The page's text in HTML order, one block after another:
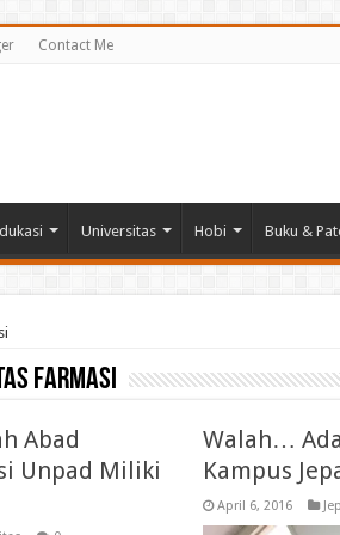
Contact Me
Universitas Hobi Buku &
farmasi
Abad
Unpad Miliki
Walah…
Kampus
April 6, 2016